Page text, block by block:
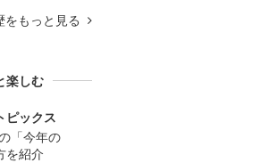
をもっと見る
楽しむ
ピックス
「今年の
を紹介